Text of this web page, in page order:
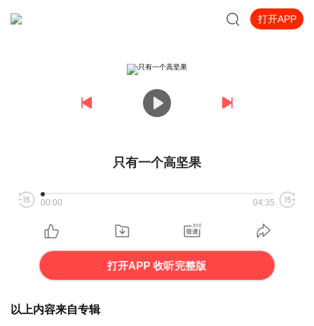
打开APP
只有一个高坚果
00:00 04:35
打开APP 收听完整版
以上内容来自专辑